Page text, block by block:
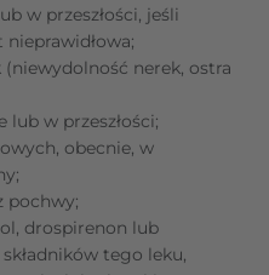
w przeszłości, jeśli
nerek, ostra
w przeszłości;
obecnie, w
pochwy;
drospirenon lub
tego leku,